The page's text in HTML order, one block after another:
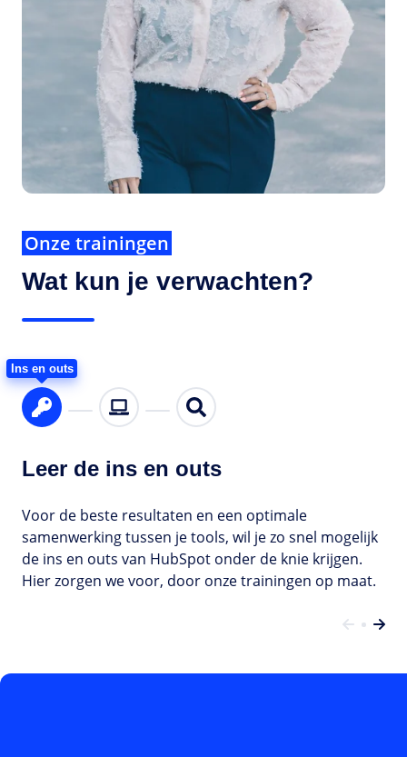
Onze trainingen
Wat kun je verwachten?
Ins en outs
Leer de ins en outs
Voor de beste resultaten en een optimale
samenwerking tussen je tools, wil je zo snel mogelijk
de ins en outs van HubSpot onder de knie krijgen.
Hier zorgen we voor, door onze trainingen op maat.